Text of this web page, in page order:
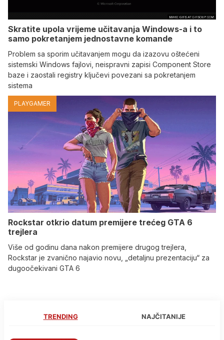
Skratite upola vrijeme učitavanja Windows-a i to
samo pokretanjem jednostavne komande
Problem sa sporim učitavanjem mogu da izazovu oštećeni
sistemski Windows fajlovi, neispravni zapisi Component Store
baze i zaostali registry ključevi povezani sa pokretanjem
sistema
PLAYGAMER
Rockstar otkrio datum premijere trećeg GTA 6
trejlera
Više od godinu dana nakon premijere drugog trejlera,
Rockstar je zvanično najavio novu, „detaljnu prezentaciju“ za
dugoočekivani GTA 6
TRENDING NAJČITANIJE